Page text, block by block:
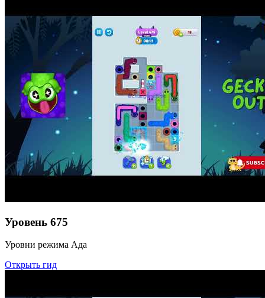
Уровень 675
Уровни режима Ада
Открыть гид